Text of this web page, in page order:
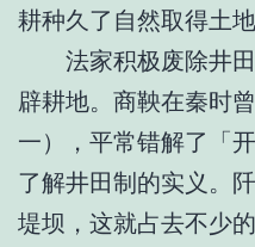
耕种久了自然取得土地
法家积极废除井田
辟耕地。商鞅在秦时
一），平常错解了「
了解井田制的实义。
堤坝，这就占去不少